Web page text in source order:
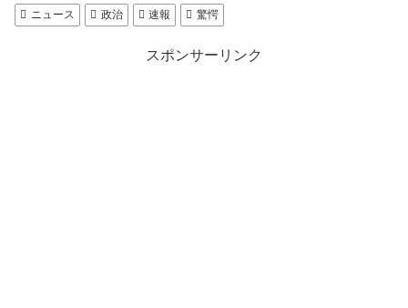
ニュース 政治 速報 驚愕
スポンサーリンク